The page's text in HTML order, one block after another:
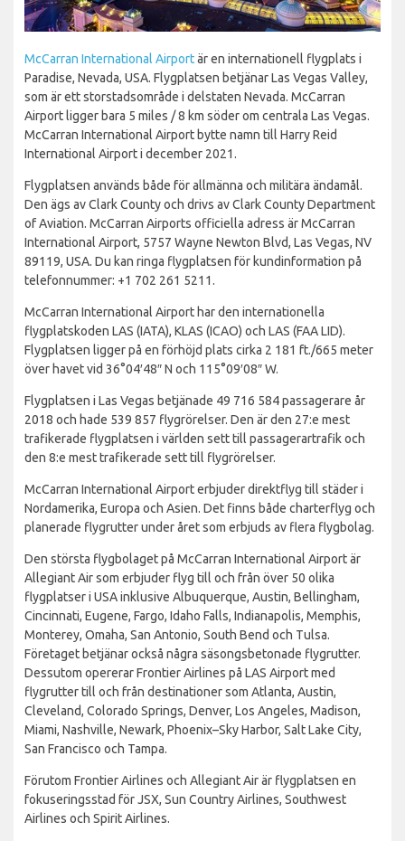
McCarran International Airportär en internationell flygplats i
Paradise, Nevada, USA. Flygplatsen betjänar Las Vegas Valley,
som är ett storstadsområde i delstaten Nevada. McCarran
Airport ligger bara 5 miles / 8 km söder om centrala Las Vegas.
McCarran International Airport bytte namn till Harry Reid
International Airport i december 2021.
Flygplatsen används både för allmänna och militära ändamål.
Den ägs av Clark County och drivs av Clark County Department
of Aviation. McCarran Airports officiella adress är McCarran
International Airport, 5757 Wayne Newton Blvd, Las Vegas, NV
89119, USA. Du kan ringa flygplatsen för kundinformation på
telefonnummer: +1 702 261 5211.
McCarran International Airport har den internationella
flygplatskoden LAS (IATA), KLAS (ICAO) och LAS (FAA LID).
Flygplatsen ligger på en förhöjd plats cirka 2 181 ft./665 meter
över havet vid 36°04′48″ N och 115°09′08″ W.
Flygplatsen i Las Vegas betjänade 49 716 584 passagerare år
2018 och hade 539 857 flygrörelser. Den är den 27:e mest
trafikerade flygplatsen i världen sett till passagerartrafik och
den 8:e mest trafikerade sett till flygrörelser.
McCarran International Airport erbjuder direktflyg till städer i
Nordamerika, Europa och Asien. Det finns både charterflyg och
planerade flygrutter under året som erbjuds av flera flygbolag.
Den största flygbolaget på McCarran International Airport är
Allegiant Air som erbjuder flyg till och från över 50 olika
flygplatser i USA inklusive Albuquerque, Austin, Bellingham,
Cincinnati, Eugene, Fargo, Idaho Falls, Indianapolis, Memphis,
Monterey, Omaha, San Antonio, South Bend och Tulsa.
Företaget betjänar också några säsongsbetonade flygrutter.
Dessutom opererar Frontier Airlines på LAS Airport med
flygrutter till och från destinationer som Atlanta, Austin,
Cleveland, Colorado Springs, Denver, Los Angeles, Madison,
Miami, Nashville, Newark, Phoenix–Sky Harbor, Salt Lake City,
San Francisco och Tampa.
Förutom Frontier Airlines och Allegiant Air är flygplatsen en
fokuseringsstad för JSX, Sun Country Airlines, Southwest
Airlines och Spirit Airlines.